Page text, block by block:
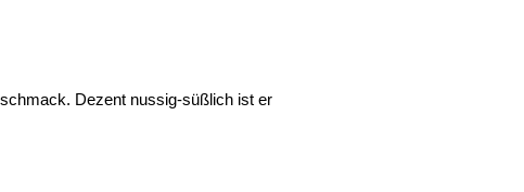
Dezent nussig-süßlich ist er